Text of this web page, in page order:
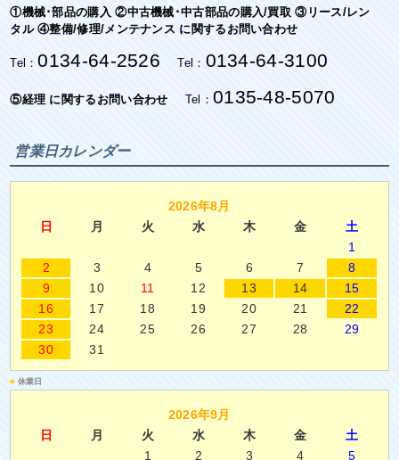
①機械･部品の購入 ②中古機械･中古部品の購入/買取 ③リース/レン
タル ④整備/修理/メンテナンス に関するお問い合わせ
Tel：0134-64-2526 Tel： 0134-64-3100
⑤経理 に関するお問い合わせ Tel： 0135-48-5070
営業日カレンダー
2026年8月
日
月 火 水 木 金
土
1
2
3 4 5 6 7
8
9
10 11 12 13 14
15
16
17 18 19 20 21
22
23
24 25 26 27 28
29
30
31
■ 休業日
2026年9月
日
月 火 水 木 金
土
1
2 3 4
5